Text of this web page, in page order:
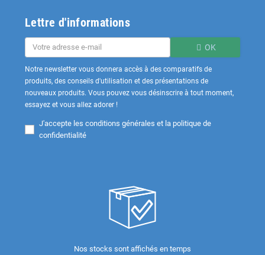
Lettre d'informations
OK
Notre newsletter vous donnera accès à des comparatifs de
produits, des conseils d'utilisation et des présentations de
nouveaux produits. Vous pouvez vous désinscrire à tout moment,
essayez et vous allez adorer !
J'accepte les conditions générales et la politique de
confidentialité
Nos stocks sont affichés en temps